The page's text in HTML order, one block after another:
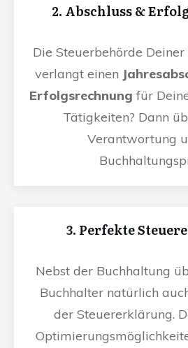
2. Abschluss &
Die Steuerbehörde
verlangt einen
Erfolgsrechnung für
Tätigkeiten? Dann
Verantwortung
3. Perfekte
Nebst der Buchhaltung
Buchhalter natürlich
der Steuererklärung.